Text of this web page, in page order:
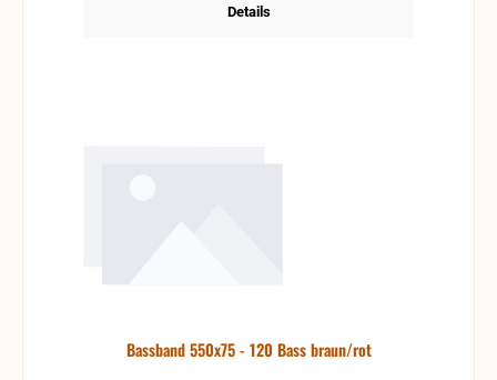
Details
Bassband 550x75 - 120 Bass braun/rot